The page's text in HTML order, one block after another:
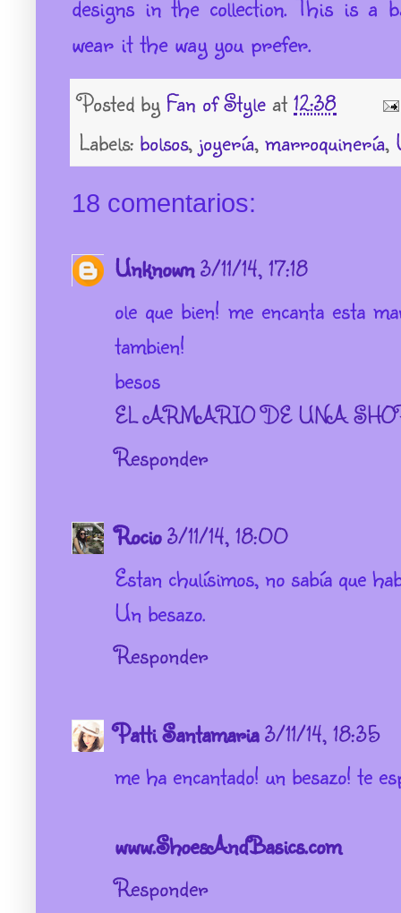
wear it the way you prefer.
Posted by Fan of Style at 12:38
Labels: bolsos, joyería, marroquinería,
18 comentarios:
Unknown3/11/14, 17:18
ole que bien! me encanta esta
tambien!
besos
EL ARMARIO DE UNA
Responder
Rocio3/11/14, 18:00
Estan chulísimos, no sabía que
Un besazo.
Responder
Patti Santamaria3/11/14, 18:35
me ha encantado! un besazo! te
www.ShoesAndBasics.com
Responder